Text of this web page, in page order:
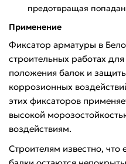
предотвращая
Применение
Фиксатор арматуры в
строительных работах
положения балок и
коррозионных
этих фиксаторов
высокой
воздействиям.
Строителям известно,